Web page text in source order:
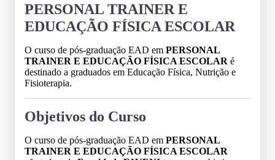
PERSONAL TRAINER E
EDUCAÇÃO FÍSICA ESCOLAR
O curso de pós-graduação EAD em PERSONAL
TRAINER E EDUCAÇÃO FÍSICA ESCOLAR é
destinado a graduados em Educação Física, Nutrição e
Fisioterapia.
Objetivos do Curso
O curso de pós-graduação EAD em PERSONAL
TRAINER E EDUCAÇÃO FÍSICA ESCOLAR